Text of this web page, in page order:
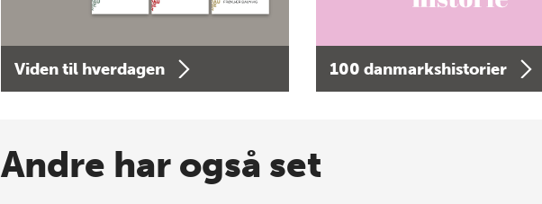
Viden til hverdagen 100 danmarkshistorier
Andre har også set